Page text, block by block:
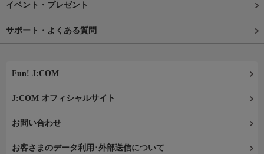
イベント・プレゼント
サポート・よくある質問
Fun! J:COM
J:COM オフィシャルサイト
お問い合わせ
お客さまのデータ利用･外部送信について